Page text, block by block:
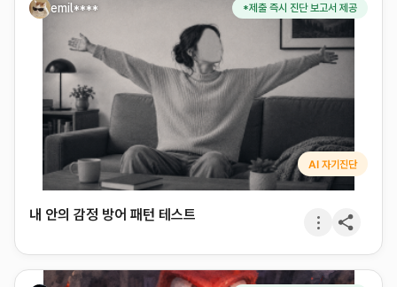
emil**** *제출 즉시 진단 보고서 제공
AI 자기진단
내 안의 감정 방어 패턴 테스트